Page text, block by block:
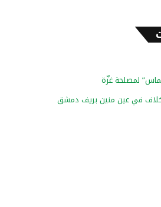
لمصلحة غزّة
في عين منين بريف دمشق